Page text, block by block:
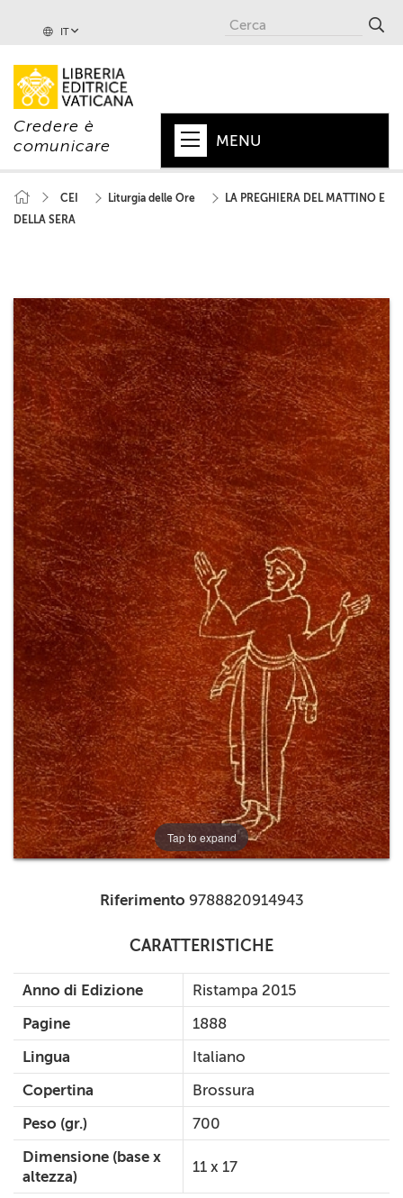
IT
Credere è
comunicare
MENU
+
CHIESA
+
MONDO
+
COLLANE
+
RIVISTE
+
CEI
AUTORI VARI
CEI Liturgia delle Ore
LA PREGHIERA DEL MATTINO E
DELLA SERA
Tap to expand
Riferimento 9788820914943
CARATTERISTICHE
Anno di Edizione
Ristampa 2015
Pagine
1888
Lingua
Italiano
Copertina
Brossura
Peso (gr.)
700
Dimensione (base x
altezza)
11 x 17